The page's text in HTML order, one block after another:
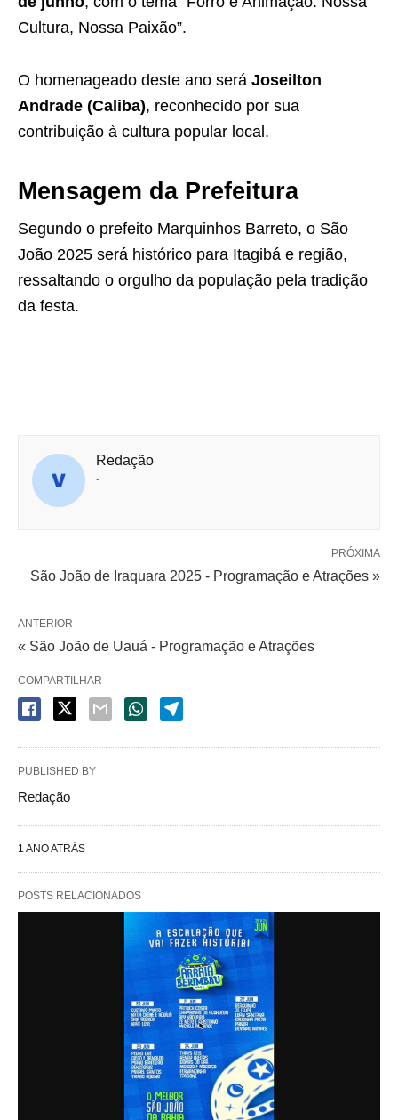
Cultura, Nossa Paixão”.
O homenageado deste ano será Joseilton
Andrade (Caliba), reconhecido por sua
contribuição à cultura popular local.
Mensagem da Prefeitura
Segundo o prefeito Marquinhos Barreto, o São
João 2025 será histórico para Itagibá e região,
ressaltando o orgulho da população pela tradição
da festa.
Redação
-
PRÓXIMA
São João de Iraquara 2025 - Programação e Atrações »
ANTERIOR
« São João de Uauá - Programação e Atrações
COMPARTILHAR
PUBLISHED BY
Redação
1 ANO ATRÁS
POSTS RELACIONADOS